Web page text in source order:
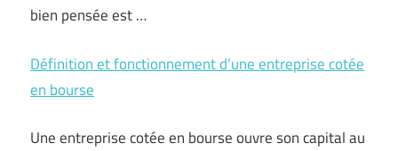
bien pensée est …
Définition et fonctionnement d’une entreprise cotée
en bourse
Une entreprise cotée en bourse ouvre son capital au